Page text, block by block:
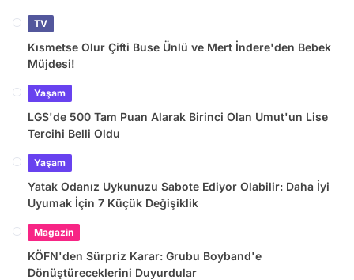
TV
Kısmetse Olur Çifti Buse Ünlü ve Mert İndere'den Bebek
Müjdesi!
Yaşam
LGS'de 500 Tam Puan Alarak Birinci Olan Umut'un Lise
Tercihi Belli Oldu
Yaşam
Yatak Odanız Uykunuzu Sabote Ediyor Olabilir: Daha İyi
Uyumak İçin 7 Küçük Değişiklik
Magazin
KÖFN'den Sürpriz Karar: Grubu Boyband'e
Dönüştüreceklerini Duyurdular